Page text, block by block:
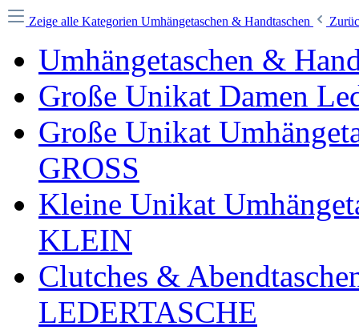
Zeige alle Kategorien Umhängetaschen & Handtaschen
Umhängetaschen &
Große Unikat Damen
Große Unikat
GROSS
Kleine Unikat
KLEIN
Clutches &
LEDERTASCHE